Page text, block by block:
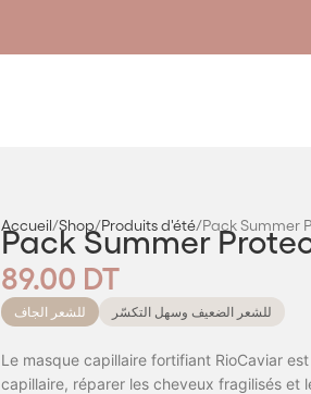
Accueil Shop Produits d'été Pack Summer
Pack Summer
89.00 DT
للشعر الجاف للشعر الضعيف وسهل التكسّر
Le masque capillaire fortifiant RioCaviar
capillaire, réparer les cheveux fragilisés et